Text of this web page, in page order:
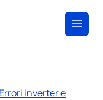
Errori inverter e